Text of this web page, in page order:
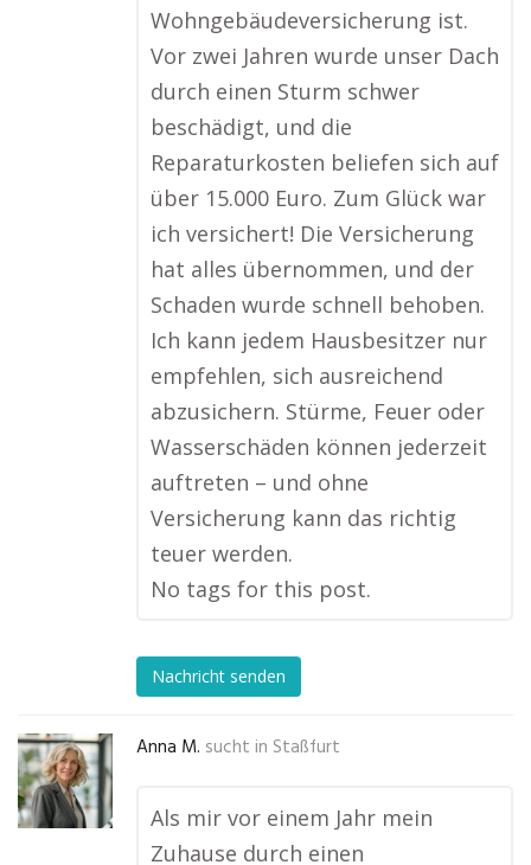
Wohngebäudeversicherung ist.
Vor zwei Jahren wurde unser Dach
durch einen Sturm schwer
beschädigt, und die
Reparaturkosten beliefen sich auf
über 15.000 Euro. Zum Glück war
ich versichert! Die Versicherung
hat alles übernommen, und der
Schaden wurde schnell behoben.
Ich kann jedem Hausbesitzer nur
empfehlen, sich ausreichend
abzusichern. Stürme, Feuer oder
Wasserschäden können jederzeit
auftreten – und ohne
Versicherung kann das richtig
teuer werden.
No tags for this post.
Nachricht senden
Anna M. sucht in Staßfurt
Als mir vor einem Jahr mein
Zuhause durch einen